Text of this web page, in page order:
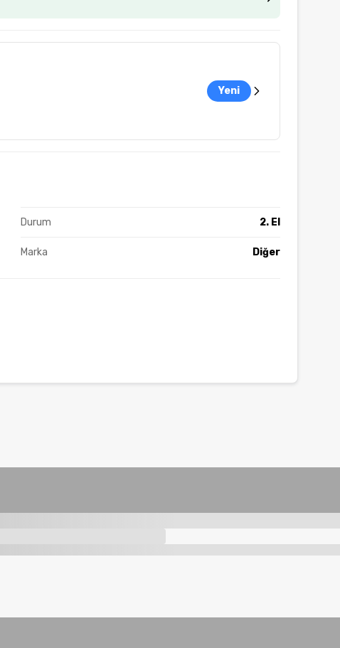
Yeni
Durum 2. El
Marka Diğer